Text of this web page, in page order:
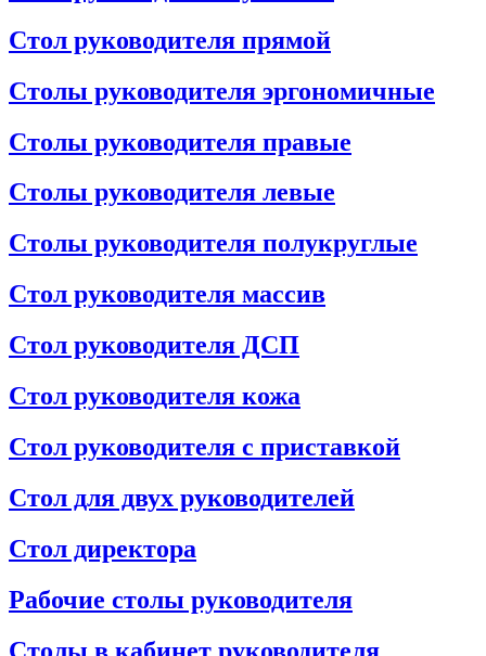
Стол руководителя прямой
Столы руководителя эргономичные
Столы руководителя правые
Столы руководителя левые
Столы руководителя полукруглые
Стол руководителя массив
Стол руководителя ДСП
Стол руководителя кожа
Стол руководителя с приставкой
Стол для двух руководителей
Стол директора
Рабочие столы руководителя
Столы в кабинет руководителя